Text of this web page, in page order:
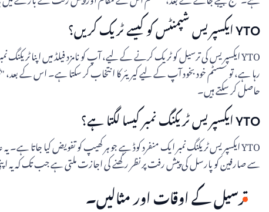
YTO ایکسپریس شپمنٹس کو کیسے ٹریک کریں؟
رہا ہے، تو سسٹم خود بخود آپ کے لیے کیریئر کا انتخاب کر سکتا ہے۔ اس کے
حاصل کر سکتے ہیں۔
YTO ایکسپریس ٹریکنگ نمبر کیسا لگتا ہے؟
سے صارفین کو پارسل کی پیش رفت پر نظر رکھنے کی اجازت ملتی ہے جب تک کہ یہ
ترسیل کے اوقات اور مثالیں۔